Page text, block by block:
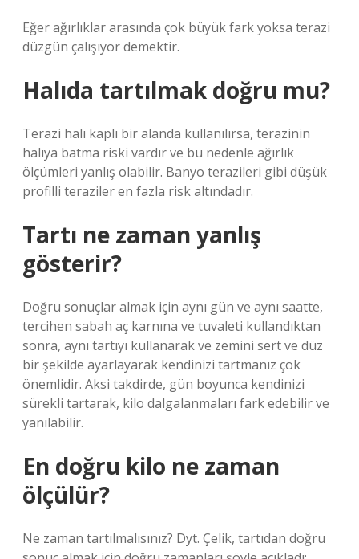
Eğer ağırlıklar arasında çok büyük fark yoksa terazi
düzgün çalışıyor demektir.
Halıda tartılmak doğru mu?
Terazi halı kaplı bir alanda kullanılırsa, terazinin
halıya batma riski vardır ve bu nedenle ağırlık
ölçümleri yanlış olabilir. Banyo terazileri gibi düşük
profilli teraziler en fazla risk altındadır.
Tartı ne zaman yanlış
gösterir?
Doğru sonuçlar almak için aynı gün ve aynı saatte,
tercihen sabah aç karnına ve tuvaleti kullandıktan
sonra, aynı tartıyı kullanarak ve zemini sert ve düz
bir şekilde ayarlayarak kendinizi tartmanız çok
önemlidir. Aksi takdirde, gün boyunca kendinizi
sürekli tartarak, kilo dalgalanmaları fark edebilir ve
yanılabilir.
En doğru kilo ne zaman
ölçülür?
Ne zaman tartılmalısınız? Dyt. Çelik, tartıdan doğru